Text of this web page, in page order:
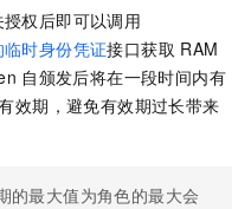
权后即可以调用
时身份凭证接口获取 RAM
自颁发后将在一段时间内有
效期，避免有效期过长带来
的最大值为角色的最大会